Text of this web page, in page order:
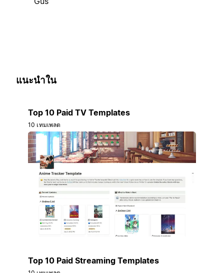
แนะนำใน
Top 10 Paid TV Templates
10 เทมเพลต
Top 10 Paid Streaming Templates